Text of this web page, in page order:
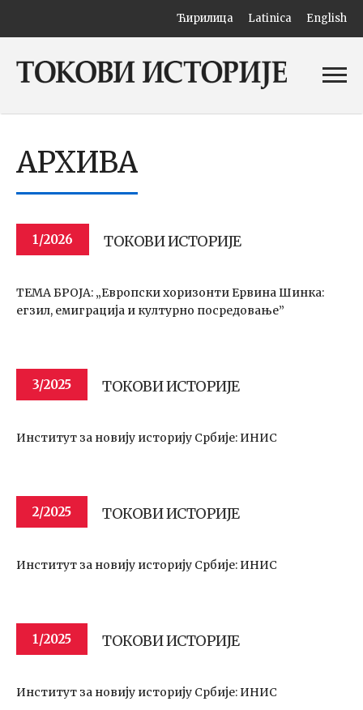
Ћирилица Latinica English
АРХИВА
1/2026 ТОКОВИ ИСТОРИЈЕ
ТЕМА БРОЈА: „Европски хоризонти Ервина Шинка:
егзил, емиграција и културно посредовање”
3/2025 ТОКОВИ ИСТОРИЈЕ
Институт за новију историју Србије: ИНИС
2/2025 ТОКОВИ ИСТОРИЈЕ
Институт за новију историју Србије: ИНИС
1/2025 ТОКОВИ ИСТОРИЈЕ
Институт за новију историју Србије: ИНИС